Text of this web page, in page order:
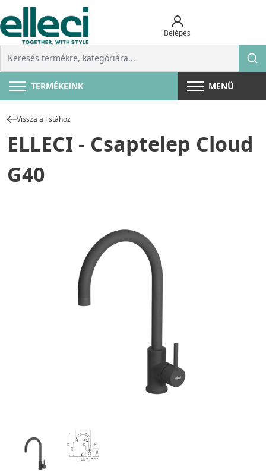
Belépés
TERMÉKEINK MENÜ
Vissza a listához
ELLECI - Csaptelep Cloud
G40